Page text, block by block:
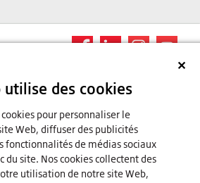
✕
utilise des cookies
pour personnaliser le
Web, diffuser des publicités
fonctionnalités de médias sociaux
du site. Nos cookies collectent des
utilisation de notre site Web,